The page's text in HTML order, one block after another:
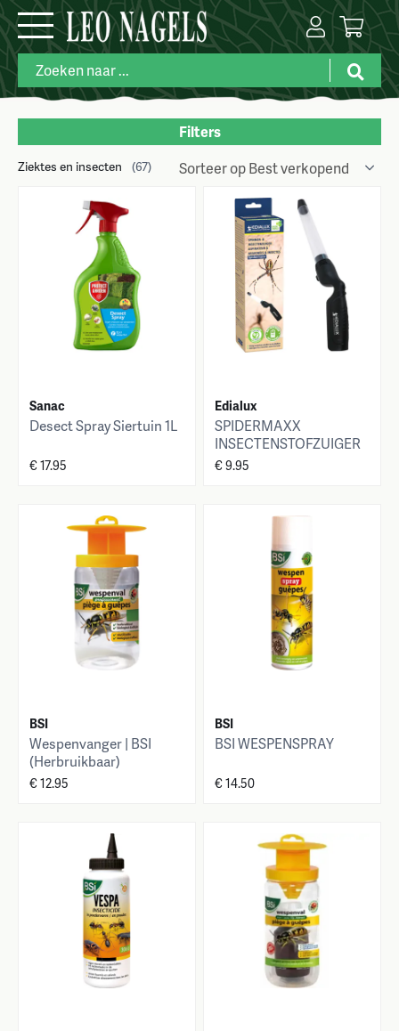
Filters
Merk
Ziektes en insecten (67)
Sanac
Desect Spray Siertuin 1L
€ 17.95
Edialux
SPIDERMAXX
INSECTENSTOFZUIGER
€ 9.95
BSI
Wespenvanger | BSI
(Herbruikbaar)
€ 12.95
BSI
BSI WESPENSPRAY
€ 14.50